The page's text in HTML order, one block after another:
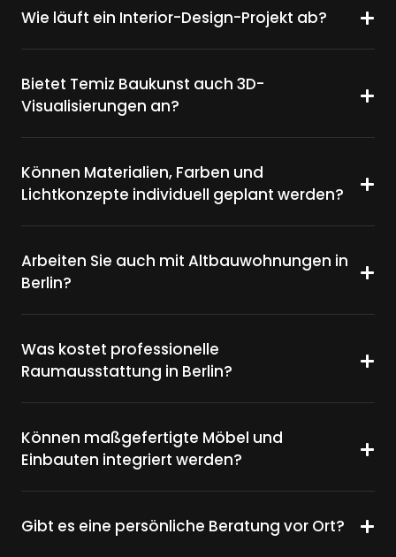
Wie läuft ein Interior-Design-Projekt ab?
Bietet Temiz Baukunst auch 3D-
Visualisierungen an?
Können Materialien, Farben und
Lichtkonzepte individuell geplant werden?
Arbeiten Sie auch mit Altbauwohnungen in
Berlin?
Was kostet professionelle
Raumausstattung in Berlin?
Können maßgefertigte Möbel und
Einbauten integriert werden?
Gibt es eine persönliche Beratung vor Ort?